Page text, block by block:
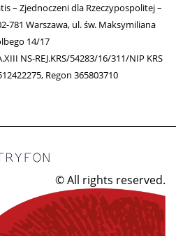
– Zjednoczeni dla Rzeczypospolitej –
781 Warszawa, ul. św. Maksymiliana
14/17
NS-REJ.KRS/54283/16/311/NIP KRS
Regon 365803710
© All rights reserved.